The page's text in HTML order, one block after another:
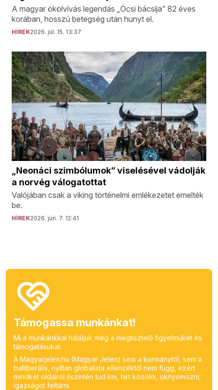
A magyar ökölvívás legendás „Öcsi bácsija” 82 éves
korában, hosszú betegség után hunyt el.
HÍREK2026. júl. 15. 13:37
„Neonáci szimbólumok” viselésével vádolják
a norvég válogatottat
Valójában csak a viking történelmi emlékezetet emelték
be.
HÍREK2026. jún. 7. 12:41
Támogassa munkánkat!
Mi a munkánkkal háláljuk meg a megtisztelő figyelmüket és
támogatásukat.
A Magyarjelen.hu (Magyar Jelen) sem a kormánytól, sem a
balliberális, nyíltan globalista ellenzéktől nem függ, ezért
mindkét oldalról őszintén tud írni, hírt közölni, oknyomozni,
igazságot feltárni.